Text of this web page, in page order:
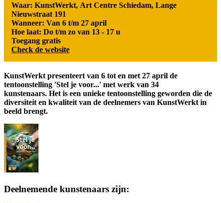
Waar: KunstWerkt, Art Centre Schiedam, Lange
Nieuwstraat 191
Wanneer: Van 6 t/m 27 april
Hoe laat: Do t/m zo van 13 - 17 u
Toegang gratis
Check de website
KunstWerkt presenteert van 6 tot en met 27 april de
tentoonstelling 'Stel je voor...' met werk van 34
kunstenaars. Het is een unieke tentoonstelling geworden die de
diversiteit en kwaliteit van de deelnemers van KunstWerkt in
beeld brengt.
Deelnemende kunstenaars zijn: